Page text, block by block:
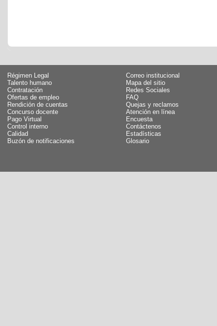
Régimen Legal
Talento humano
Contratación
Ofertas de empleo
Rendición de cuentas
Concurso docente
Pago Virtual
Control interno
Calidad
Buzón de notificaciones
Correo institucional
Mapa del sitio
Redes Sociales
FAQ
Quejas y reclamos
Atención en línea
Encuesta
Contáctenos
Estadísticas
Glosario